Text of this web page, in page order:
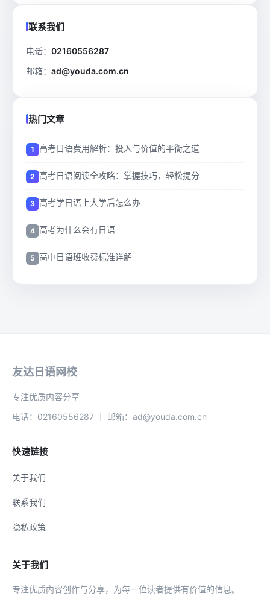
联系我们
电话： 02160556287
邮箱： ad@youda.com.cn
热门文章
高考日语费用解析：投入与价值的平衡之道
高考日语阅读全攻略：掌握技巧，轻松提分
高考学日语上大学后怎么办
高考为什么会有日语
高中日语班收费标准详解
友达日语网校
专注优质内容分享
电话：02160556287 ｜ 邮箱：ad@youda.com.cn
快速链接
关于我们
联系我们
隐私政策
关于我们
专注优质内容创作与分享，为每一位读者提供有价值的信息。